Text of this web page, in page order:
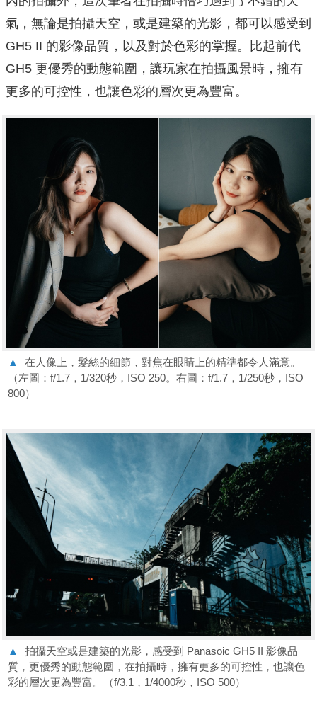
氣，無論是拍攝天空，或是建築的光影，都可以感受到
GH5 II 的影像品質，以及對於⾊彩的掌握。比起前代
GH5 更優秀的動態範圍，讓玩家在拍攝風景時，擁有
更多的可控性，也讓色彩的層次更為豐富。
▲
在人像上，髮絲的細節，對焦在眼睛上的精準都令人滿意。
（左圖：f/1.7，1/320秒，ISO 250。右圖：f/1.7，1/250秒，ISO
800）
▲
拍攝天空或是建築的光影，感受到 Panasoic GH5 II 影像品
質，更優秀的動態範圍，在拍攝時，擁有更多的可控性，也讓色
彩的層次更為豐富。（f/3.1，1/4000秒，ISO 500）